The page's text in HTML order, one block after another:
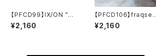
【PFCD99】IX/ON "W
anderer" CD
¥2,160
【PFCD106】fraqsea
"Flowing Ice Prism"
CD
¥2,160